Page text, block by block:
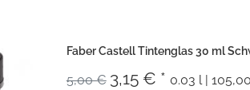
Faber Castell Tintenglas 30 ml
5,00 € 3,15 € * 0.03 l |